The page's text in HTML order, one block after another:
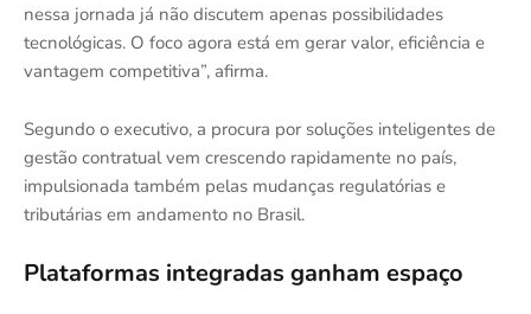
nessa jornada já não discutem apenas possibilidades
tecnológicas. O foco agora está em gerar valor, eficiência e
vantagem competitiva”, afirma.
Segundo o executivo, a procura por soluções inteligentes de
gestão contratual vem crescendo rapidamente no país,
impulsionada também pelas mudanças regulatórias e
tributárias em andamento no Brasil.
Plataformas integradas ganham espaço